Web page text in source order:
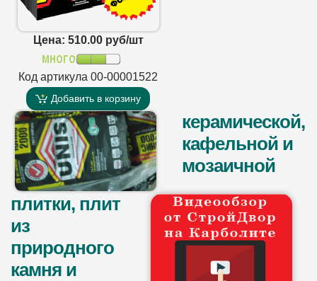
Цена: 510.00 руб/шт
Код артикула 00-00001522
Добавить в корзину
керамической,
кафельной и
мозаичной
плитки, плит
из
природного
камня и